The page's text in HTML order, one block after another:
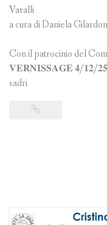
Varalli
a cura di Daniela
Con il patrocinio del
𝐕𝐄𝐑𝐍𝐈𝐒𝐒𝐀𝐆𝐄 𝟒/𝟏𝟐/𝟐𝟓
sadri